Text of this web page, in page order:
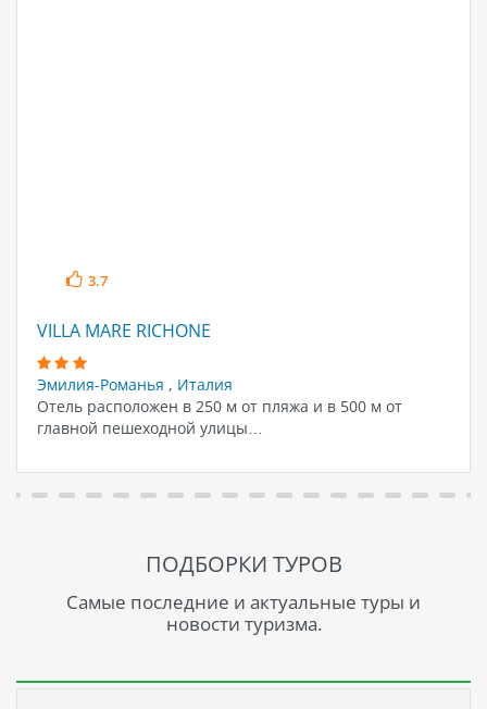
3.7
VILLA MARE RICHONE
Эмилия-Романья , Италия
Отель расположен в 250 м от пляжа и в 500 м от
главной пешеходной улицы…
ПОДБОРКИ ТУРОВ
Самые последние и актуальные туры и
новости туризма.